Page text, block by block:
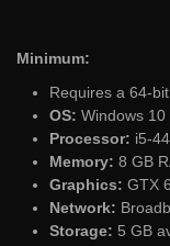
Minimum:
Requires a 64-
OS: Windows 10
Processor: i5-
Memory: 8 GB
Graphics: GTX
Network:
Storage: 5 GB